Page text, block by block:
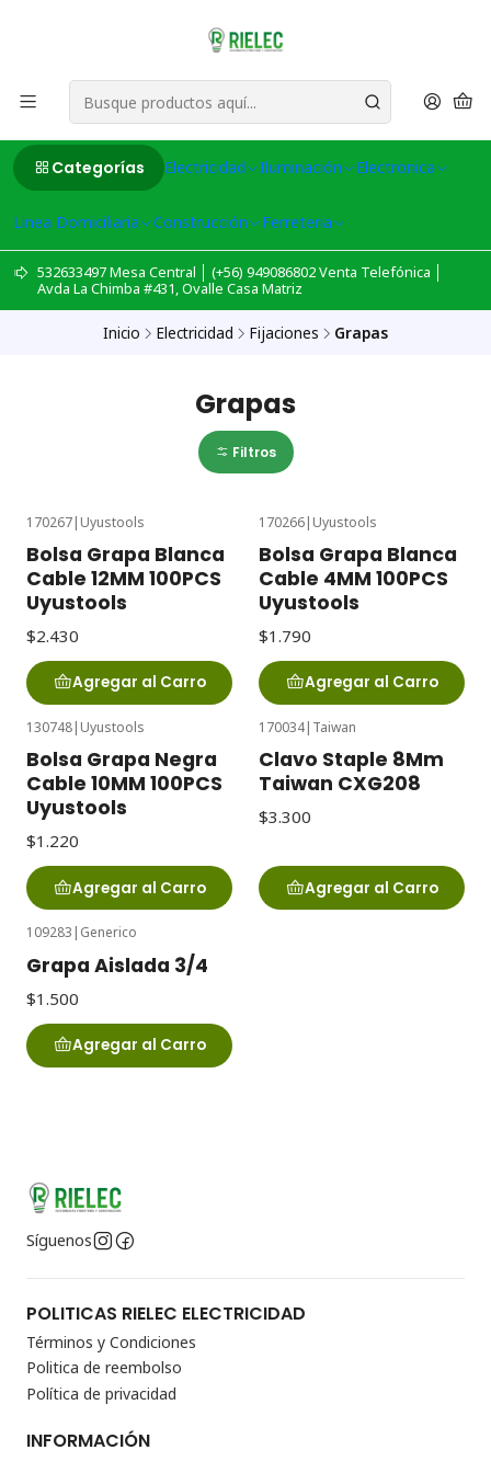
Categorías Electricidad Iluminación Electronica
Linea Domiciliaria Construcción Ferreteria
532633497 Mesa Central │ (+56) 949086802 Venta Telefónica │
Avda La Chimba #431, Ovalle Casa Matriz
Inicio Electricidad Fijaciones Grapas
Grapas
Filtros
170267| Uyustools
Bolsa Grapa Blanca
Cable 12MM 100PCS
Uyustools
$2.430
Agregar al Carro
170266| Uyustools
Bolsa Grapa Blanca
Cable 4MM 100PCS
Uyustools
$1.790
Agregar al Carro
130748| Uyustools
Bolsa Grapa Negra
Cable 10MM 100PCS
Uyustools
$1.220
Agregar al Carro
170034| Taiwan
Clavo Staple 8Mm
Taiwan CXG208
$3.300
Agregar al Carro
109283 | Generico
Grapa Aislada 3/4
$1.500
Agregar al Carro
Síguenos
POLITICAS RIELEC ELECTRICIDAD
Términos y Condiciones
Politica de reembolso
Política de privacidad
INFORMACIÓN